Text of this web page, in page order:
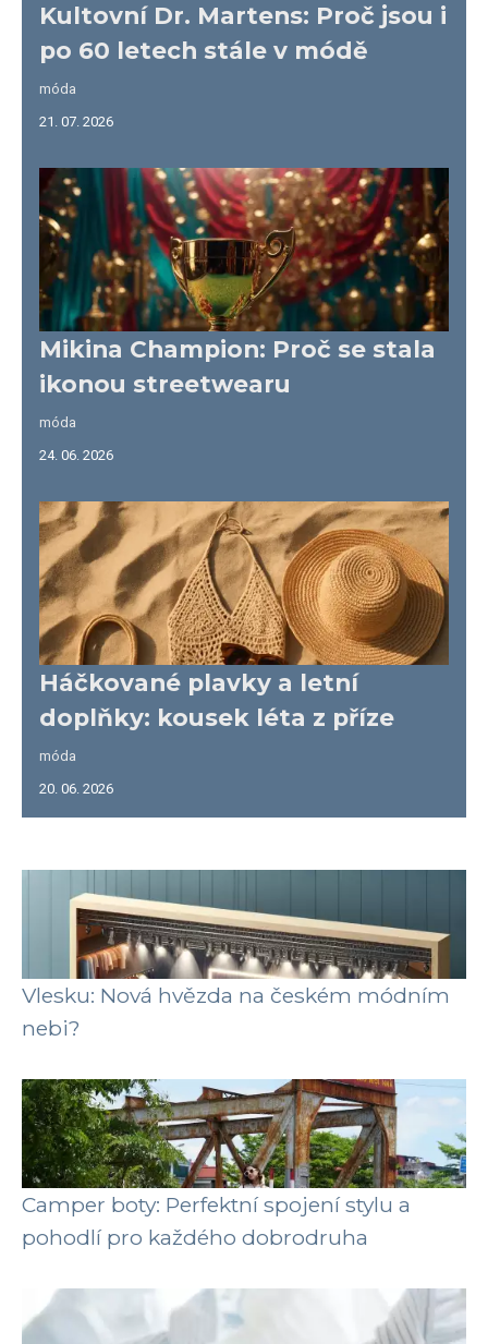
Kultovní Dr. Martens: Proč jsou i
po 60 letech stále v módě
móda
21. 07. 2026
Mikina Champion: Proč se stala
ikonou streetwearu
móda
24. 06. 2026
Háčkované plavky a letní
doplňky: kousek léta z příze
móda
20. 06. 2026
Vlesku: Nová hvězda na českém módním
nebi?
Camper boty: Perfektní spojení stylu a
pohodlí pro každého dobrodruha